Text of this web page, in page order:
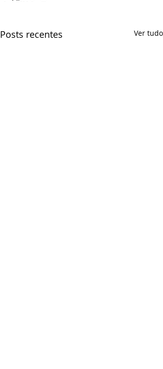
Posts recentes Ver tudo